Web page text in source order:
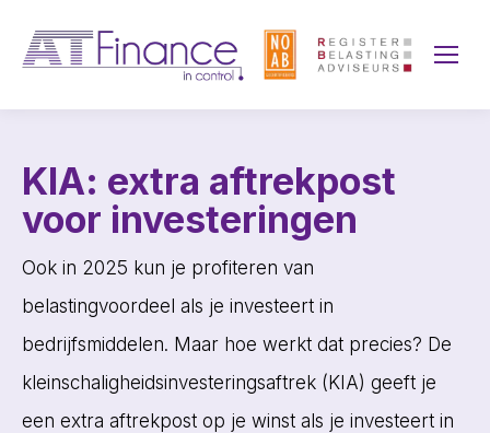
KIA: extra aftrekpost
voor investeringen
Ook in 2025 kun je profiteren van
belastingvoordeel als je investeert in
bedrijfsmiddelen. Maar hoe werkt dat precies? De
kleinschaligheidsinvesteringsaftrek (KIA) geeft je
een extra aftrekpost op je winst als je investeert in